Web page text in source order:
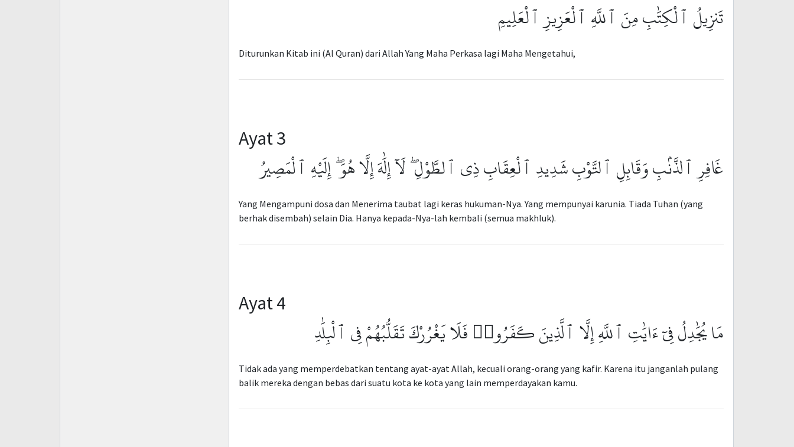
تَنزِيلُ ٱلْكِتَٰبِ مِنَ ٱللَّهِ ٱلْعَزِيزِ ٱلْعَلِيمِ
Diturunkan Kitab ini (Al Quran) dari Allah Yang Maha Perkasa lagi Maha Mengetahui,
Ayat 3
غَافِرِ ٱلذَّنۢبِ وَقَابِلِ ٱلتَّوْبِ شَدِيدِ ٱلْعِقَابِ ذِى ٱلطَّوْلِ ۖ لَآ إِلَٰهَ إِلَّا هُوَ ۖ إِلَيْهِ ٱلْمَصِيرُ
Yang Mengampuni dosa dan Menerima taubat lagi keras hukuman-Nya. Yang mempunyai karunia. Tiada Tuhan (yang
berhak disembah) selain Dia. Hanya kepada-Nya-lah kembali (semua makhluk).
Ayat 4
مَا يُجَٰدِلُ فِىٓ ءَايَٰتِ ٱللَّهِ إِلَّا ٱلَّذِينَ كَفَرُوا۟ فَلَا يَغْرُرْكَ تَقَلُّبُهُمْ فِى ٱلْبِلَٰدِ
Tidak ada yang memperdebatkan tentang ayat-ayat Allah, kecuali orang-orang yang kafir. Karena itu janganlah pulang
balik mereka dengan bebas dari suatu kota ke kota yang lain memperdayakan kamu.